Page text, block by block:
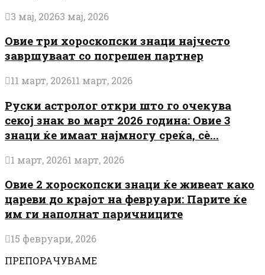
3 мај, 20263 мај, 2026
Овие три хороскопски знаци најчесто
завршуваат со погрешен партнер
11 март, 202611 март, 2026
Руски астролог откри што го очекува
секој знак во март 2026 година: Овие 3
знаци ќе имаат најмногу среќа, сè...
1 март, 20261 март, 2026
Овие 2 хороскопски знаци ќе живеат како
цареви до крајот на февруари: Парите ќе
им ги наполнат паричниците
15 февруари, 2026
ПРЕПОРАЧУВАМЕ